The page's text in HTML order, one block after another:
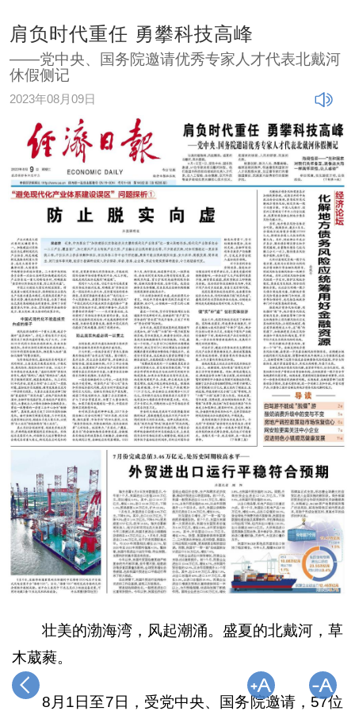
肩负时代重任 勇攀科技高峰
——党中央、国务院邀请优秀专家人才代表北戴河
休假侧记
2023年08月09日
壮美的渤海湾，风起潮涌。盛夏的北戴河，草
木葳蕤。
8月1日至7日，受党中央、国务院邀请，57位